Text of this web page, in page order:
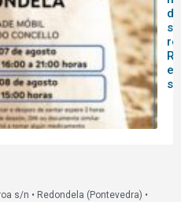
s/n • Redondela (Pontevedra) •